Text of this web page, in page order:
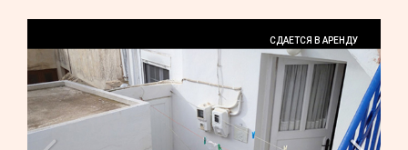
СДАЕТСЯ В АРЕНДУ